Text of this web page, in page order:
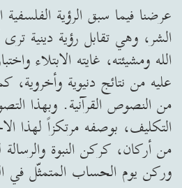
عرضنا فيما سبق الرؤية الفلسفية
الشر، وهي تقابل رؤية دينية
الله ومشيئته، غايته الابتلاء
عليه من نتائج دنيوية
من النصوص القرآنية. وبهذا
التكليف، بوصفه مرتكزاً لهذا
من أركان، كركن النبوة والرسالة
وركن يوم الحساب المتمثّل في